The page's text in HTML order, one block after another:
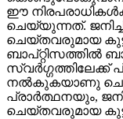
ഈ
ചെയ്യുന്നത്.
ചെയ്തവരുമായ
ബാപ്റ്റിസത്തിൽ
സ്വർഗ്ഗത്തിലേക്ക്
നൽകുകയാണു
പ്രാർത്ഥനയും,
ചെയ്തവരുമായ